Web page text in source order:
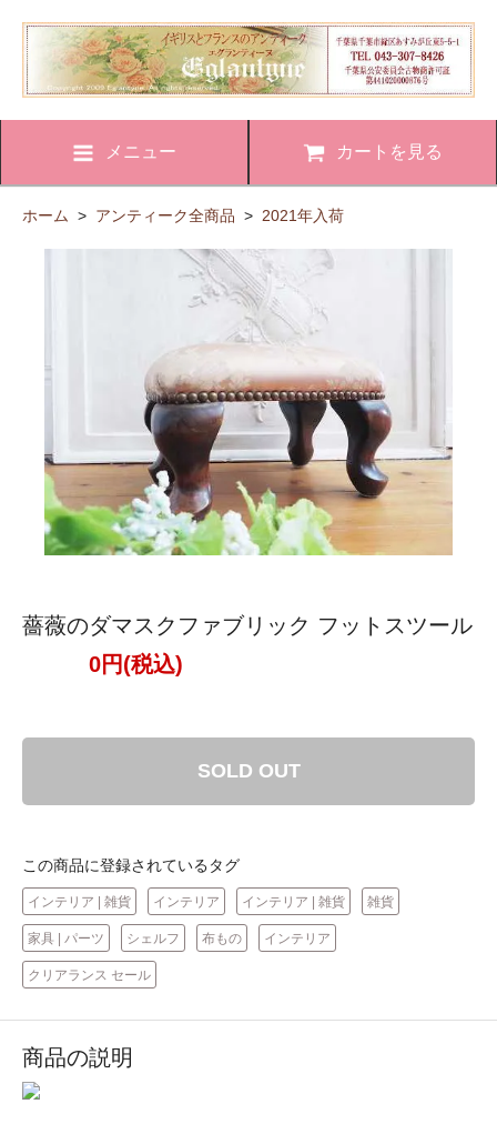
メニュー カートを見る
ホーム > アンティーク全商品 > 2021年入荷
薔薇のダマスクファブリック フットスツール
0円(税込)
SOLD OUT
この商品に登録されているタグ
インテリア | 雑貨 インテリア インテリア | 雑貨 雑貨
家具 | パーツ シェルフ 布もの インテリア
クリアランス セール
商品の説明